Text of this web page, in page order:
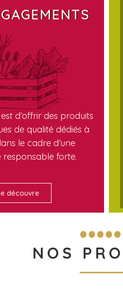
d’offrir des produits
de qualité dédiés à
le cadre d’une
forte.
découvre
NOS